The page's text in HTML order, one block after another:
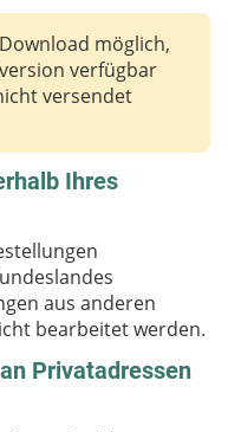
möglich,
verfügbar
versendet
Ihres
aus anderen
bearbeitet werden.
Privatadressen